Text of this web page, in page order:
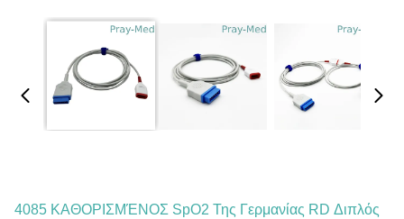
4085 ΚΑΘΟΡΙΣΜΈΝΟΣ SpO2 Της Γερμανίας RD Διπλός